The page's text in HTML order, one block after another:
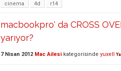
cinema 4d r14
macbookpro' da CROSS
yarıyor?
7 Nisan 2012 Mac Ailesi kategorisinde yuxell